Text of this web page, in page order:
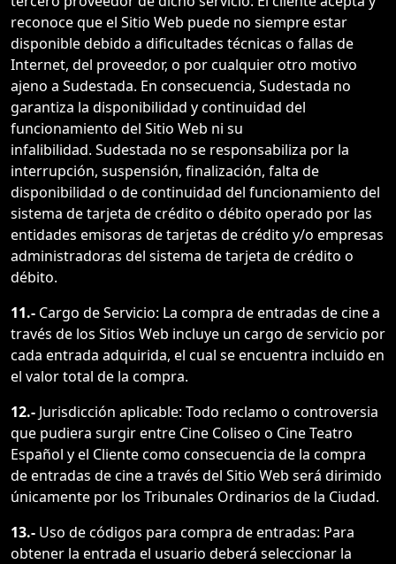
reconoce que el Sitio Web puede no siempre estar
disponible debido a dificultades técnicas o fallas de
Internet, del proveedor, o por cualquier otro motivo
ajeno a Sudestada. En consecuencia, Sudestada no
garantiza la disponibilidad y continuidad del
funcionamiento del Sitio Web ni su
infalibilidad. Sudestada no se responsabiliza por la
interrupción, suspensión, finalización, falta de
disponibilidad o de continuidad del funcionamiento del
sistema de tarjeta de crédito o débito operado por las
entidades emisoras de tarjetas de crédito y/o empresas
administradoras del sistema de tarjeta de crédito o
débito.
11.- Cargo de Servicio: La compra de entradas de cine a
través de los Sitios Web incluye un cargo de servicio por
cada entrada adquirida, el cual se encuentra incluido en
el valor total de la compra.
12.- Jurisdicción aplicable: Todo reclamo o controversia
que pudiera surgir entre Cine Coliseo o Cine Teatro
Español y el Cliente como consecuencia de la compra
de entradas de cine a través del Sitio Web será dirimido
únicamente por los Tribunales Ordinarios de la Ciudad.
13.- Uso de códigos para compra de entradas: Para
obtener la entrada el usuario deberá seleccionar la